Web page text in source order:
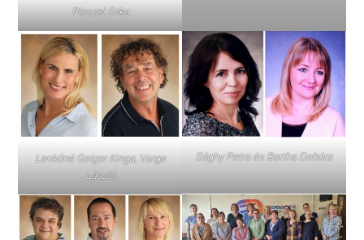
Pleszel Erika
Lenkóné Geiger Kinga, Varga
László
Sághy Petra és Bartha Debóra